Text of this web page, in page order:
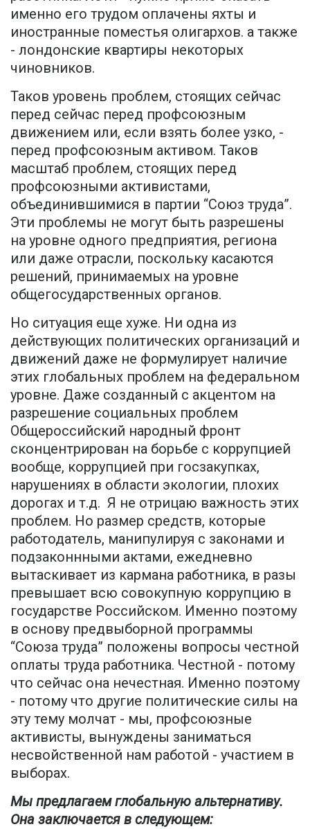
именно его трудом оплачены яхты и
иностранные поместья олигархов. а также
- лондонские квартиры некоторых
чиновников.
Таков уровень проблем, стоящих сейчас
перед сейчас перед профсоюзным
движением или, если взять более узко, -
перед профсоюзным активом. Таков
масштаб проблем, стоящих перед
профсоюзными активистами,
объединившимися в партии “Союз труда”.
Эти проблемы не могут быть разрешены
на уровне одного предприятия, региона
или даже отрасли, поскольку касаются
решений, принимаемых на уровне
общегосударственных органов.
Но ситуация еще хуже. Ни одна из
действующих политических организаций и
движений даже не формулирует наличие
этих глобальных проблем на федеральном
уровне. Даже созданный с акцентом на
разрешение социальных проблем
Общероссийский народный фронт
сконцентрирован на борьбе с коррупцией
вообще, коррупцией при госзакупках,
нарушениях в области экологии, плохих
дорогах и т.д. Я не отрицаю важность этих
проблем. Но размер средств, которые
работодатель, манипулируя с законами и
подзаконнными актами, ежедневно
вытаскивает из кармана работника, в разы
превышает всю совокупную коррупцию в
государстве Российском. Именно поэтому
в основу предвыборной программы
“Союза труда” положены вопросы честной
оплаты труда работника. Честной - потому
что сейчас она нечестная. Именно поэтому
- потому что другие политические силы на
эту тему молчат - мы, профсоюзные
активисты, вынуждены заниматься
несвойственной нам работой - участием в
выборах.
Мы предлагаем глобальную альтернативу.
Она заключается в следующем: